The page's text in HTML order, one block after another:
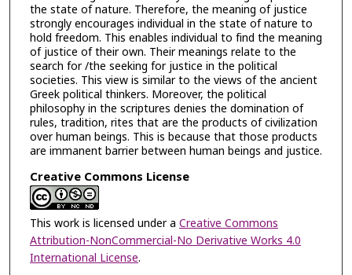
the state of nature. Therefore, the meaning of justice
strongly encourages individual in the state of nature to
hold freedom. This enables individual to find the meaning
of justice of their own. Their meanings relate to the
search for /the seeking for justice in the political
societies. This view is similar to the views of the ancient
Greek political thinkers. Moreover, the political
philosophy in the scriptures denies the domination of
rules, tradition, rites that are the products of civilization
over human beings. This is because that those products
are immanent barrier between human beings and justice.
Creative Commons License
This work is licensed under a Creative Commons
Attribution-NonCommercial-No Derivative Works 4.0
International License.